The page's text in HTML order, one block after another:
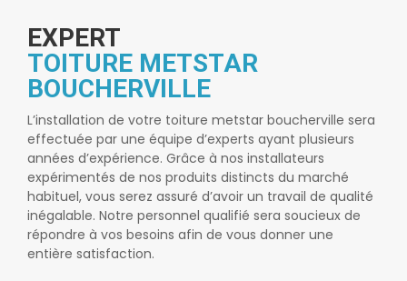
EXPERT
TOITURE METSTAR
BOUCHERVILLE
L’installation de votre toiture metstar boucherville sera
effectuée par une équipe d’experts ayant plusieurs
années d’expérience. Grâce à nos installateurs
expérimentés de nos produits distincts du marché
habituel, vous serez assuré d’avoir un travail de qualité
inégalable. Notre personnel qualifié sera soucieux de
répondre à vos besoins afin de vous donner une
entière satisfaction.